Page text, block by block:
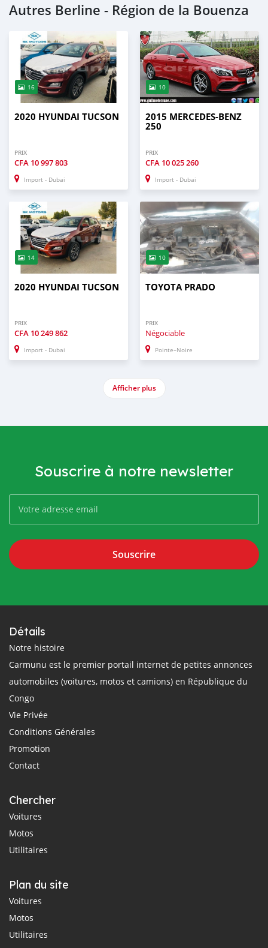
Autres Berline - Région de la Bouenza
16
2020 HYUNDAI TUCSON
PRIX
CFA 10 997 803
Import - Dubai
10
2015 MERCEDES-BENZ
250
PRIX
CFA 10 025 260
Import - Dubai
14
2020 HYUNDAI TUCSON
PRIX
CFA 10 249 862
Import - Dubai
10
TOYOTA PRADO
PRIX
Négociable
Pointe–Noire
Afficher plus
Souscrire à notre newsletter
Souscrire
Détails
Notre histoire
Carmunu est le premier portail internet de petites annonces
automobiles (voitures, motos et camions) en République du
Congo
Vie Privée
Conditions Générales
Promotion
Contact
Chercher
Voitures
Motos
Utilitaires
Plan du site
Voitures
Motos
Utilitaires